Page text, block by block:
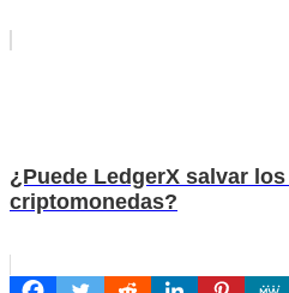
¿Puede LedgerX salvar
criptomonedas?